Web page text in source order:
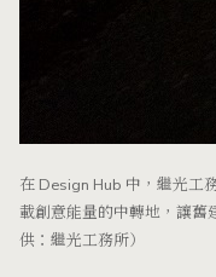
在 Design Hub 中，繼光
載創意能量的中轉地，讓舊
供：繼光工務所）